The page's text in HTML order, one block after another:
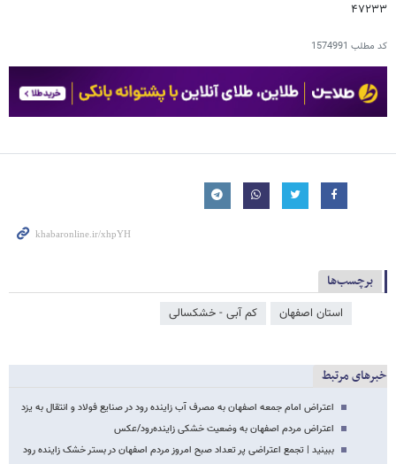
۴۷۲۳۳
کد مطلب 1574991
برچسب‌ها
استان اصفهان کم آبی - خشکسالی
خبرهای مرتبط
اعتراض امام جمعه اصفهان به مصرف آب زاینده رود در صنایع فولاد و انتقال به یزد
اعتراض مردم اصفهان به وضعیت خشکی زاینده‌رود/عکس
ببینید | تجمع اعتراضی پر تعداد صبح امروز مردم اصفهان در بستر خشک زاینده رود